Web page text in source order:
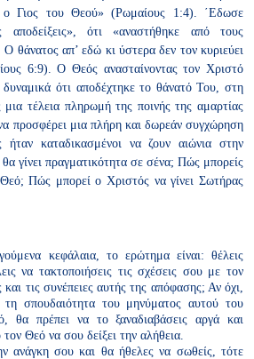
ο Γιος του Θεού» (Ρωμαίους 1:4). ΄Εδωσε
αποδείξεις», ότι «αναστήθηκε από τους
Ο θάνατος απ’ εδώ κι ύστερα δεν τον κυριεύει
6:9). Ο Θεός ανασταίνοντας τον Χριστό
δυναμικά ότι αποδέχτηκε το θάνατόΤου, στη
τέλεια πληρωμή της ποινήςτης αμαρτίας
προσφέρει μια πλήρη και δωρεάν συγχώρηση
ήταν καταδικασμένοι ναζουν αιώνια στην
γίνει πραγματικότητα σε σένα; Πώς μπορείς
Θεό;Πώς μπορεί ο Χριστός ναγίνει Σωτήρας
κεφάλαια, το ερώτημα είναι: θέλεις
να τακτοποιήσεις τις σχέσεις σου με τον
τις συνέπειες αυτής της απόφασης; Αν όχι,
τη σπουδαιότητα του μηνύματος αυτού του
θα πρέπει να το ξαναδιαβάσεις αργά και
Θεό να σου δείξει την αλήθεια.
ανάγκη σου και θα ήθελες να σωθείς, τότε